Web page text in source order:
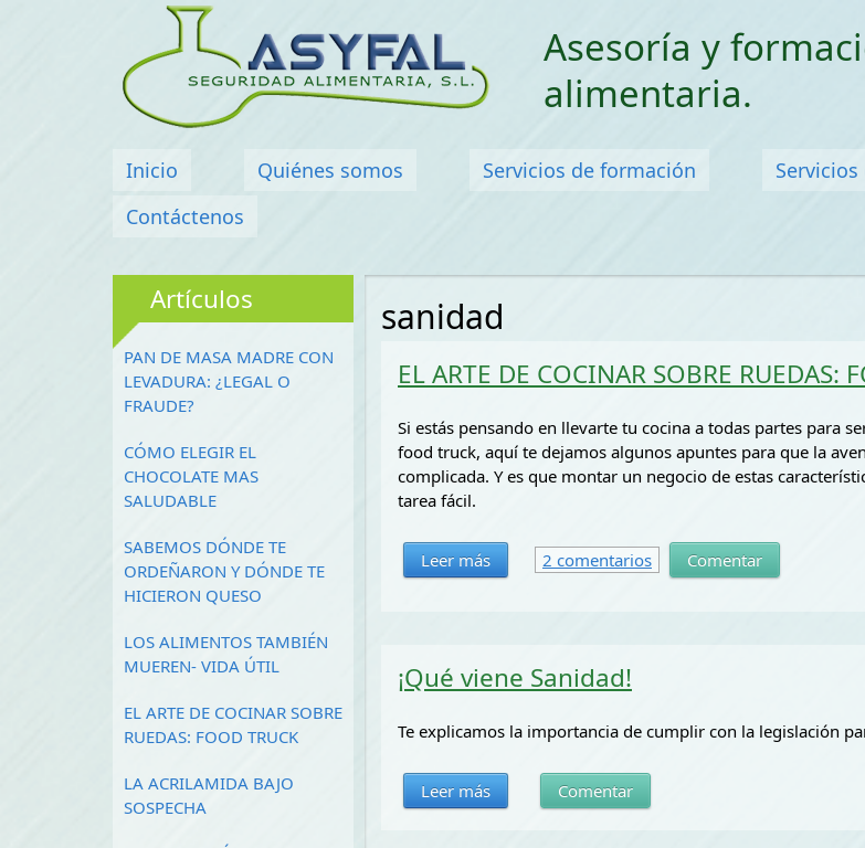
Asesoría y
alimentaria.
Menú principal
Inicio Quiénes somos Servicios de formación
Contáctenos
sanidad
EL ARTE DE COCINAR SOBRE RUEDAS:
Si estás pensando en llevarte tu cocina a todas partes para
food truck, aquí te dejamos algunos apuntes para que la
complicada. Y es que montar un negocio de estas
tarea fácil.
Leer más 2 comentarios Comentar
¡Qué viene Sanidad!
Te explicamos la importancia de cumplir con la legislación
Leer más Comentar
Artículos
PAN DE MASA MADRE CON
LEVADURA: ¿LEGAL O
FRAUDE?
CÓMO ELEGIR EL
CHOCOLATE MAS
SALUDABLE
SABEMOS DÓNDE TE
ORDEÑARON Y DÓNDE TE
HICIERON QUESO
LOS ALIMENTOS TAMBIÉN
MUEREN- VIDA ÚTIL
EL ARTE DE COCINAR SOBRE
RUEDAS: FOOD TRUCK
LA ACRILAMIDA BAJO
SOSPECHA